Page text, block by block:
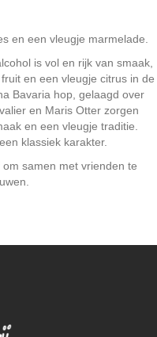
en een vleugje marmelade.
is vol en rijk van smaak,
en een vleugje citrus in de
Bavaria hop, gelaagd over
en Maris Otter zorgen
en een vleugje traditie.
klassiek karakter.
samen met vrienden te